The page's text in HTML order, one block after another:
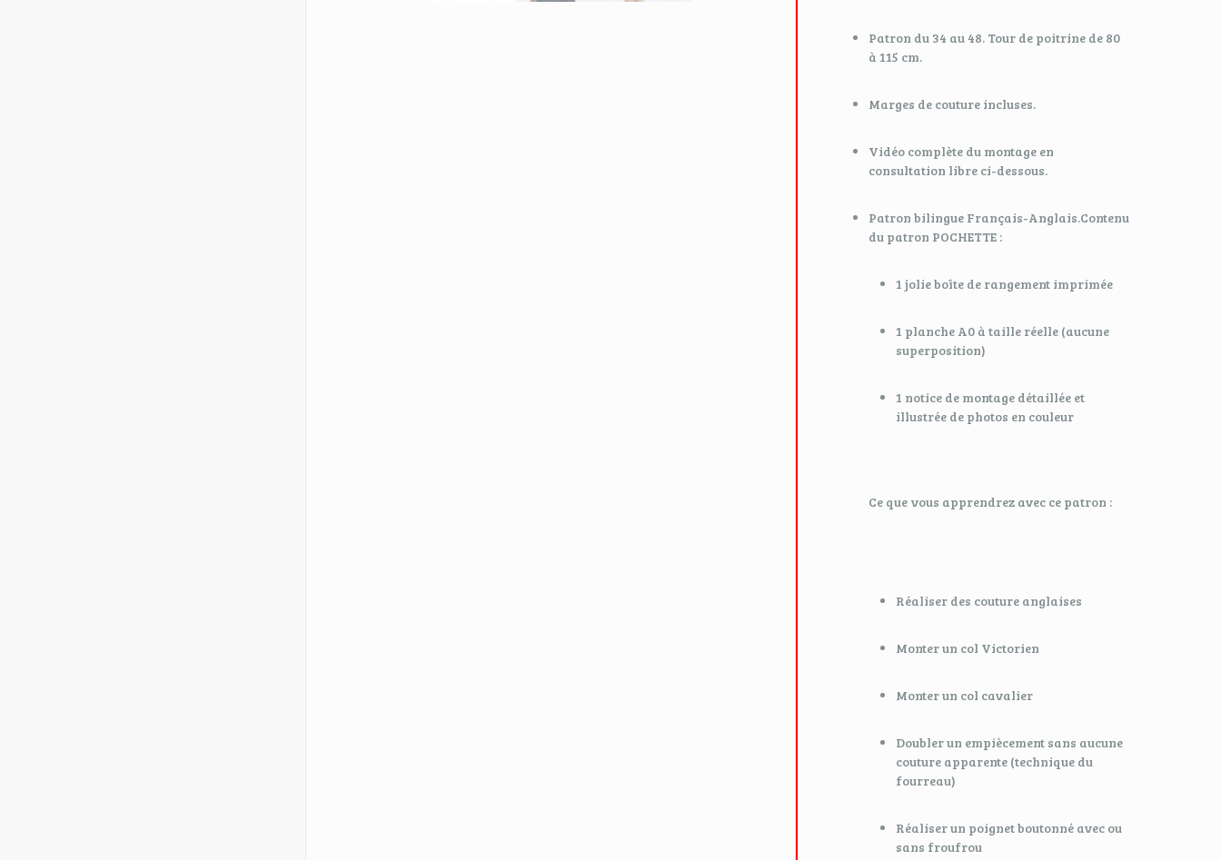
Patron du 34 au 48. Tour de poitrine de 80
à 115 cm.
Marges de couture incluses.
Vidéo complète du montage en
consultation libre ci-dessous.
Patron bilingue Français-Anglais.Contenu
du patron POCHETTE :
1 jolie boîte de rangement imprimée
1 planche A0 à taille réelle (aucune
superposition)
1 notice de montage détaillée et
illustrée de photos en couleur
Ce que vous apprendrez avec ce patron :
Réaliser des couture anglaises
Monter un col Victorien
Monter un col cavalier
Doubler un empiècement sans aucune
couture apparente (technique du
fourreau)
Réaliser un poignet boutonné avec ou
sans froufrou